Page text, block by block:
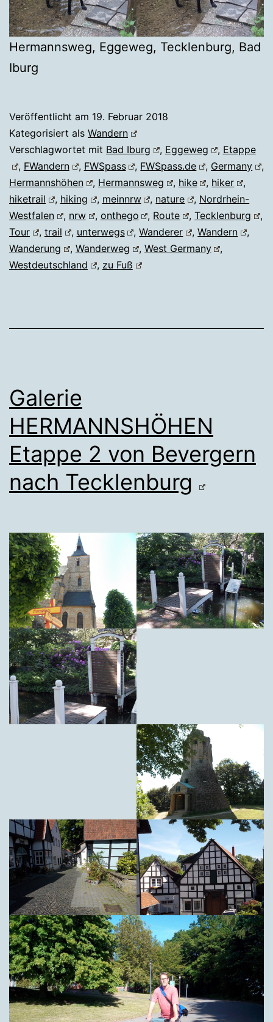
Hermannsweg, Eggeweg, Tecklenburg, Bad
Iburg
Veröffentlicht am 19. Februar 2018
Kategorisiert als Wandern
Verschlagwortet mit Bad Iburg , Eggeweg , Etappe
, FWandern , FWSpass , FWSpass.de , Germany
,
Hermannshöhen
, Hermannsweg , hike , hiker
,
hiketrail
, hiking , meinnrw , nature , Nordrhein-
Westfalen
, nrw , onthego , Route ,Tecklenburg
,
Tour
, trail , unterwegs ,Wanderer ,Wandern
,
Wanderung
, Wanderweg , West Germany
,
Westdeutschland
, zu Fuß
Galerie
HERMANNSHÖHEN
Etappe 2 von Bevergern
nach Tecklenburg